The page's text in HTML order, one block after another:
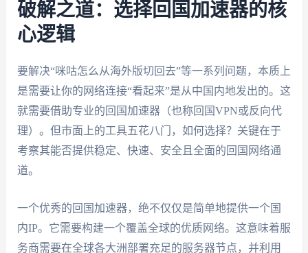
破解之道：选择回国加速器的核
心逻辑
要解决“咪咕怎么从海外版切回去”等一系列问题，本质上
是需要让你的网络连接“看起来”是从中国内地发出的。这
就需要借助专业的回国加速器（也称回国VPN或反向代
理）。但市面上的工具五花八门，如何选择？关键在于
考察其能否提供稳定、快速、安全且全面的回国网络通
道。
一个优秀的回国加速器，绝不仅仅是简单地提供一个国
内IP。它需要构建一个覆盖全球的优质网络。这意味着服
务商需要在全球各大洲部署充足的服务器节点，并利用